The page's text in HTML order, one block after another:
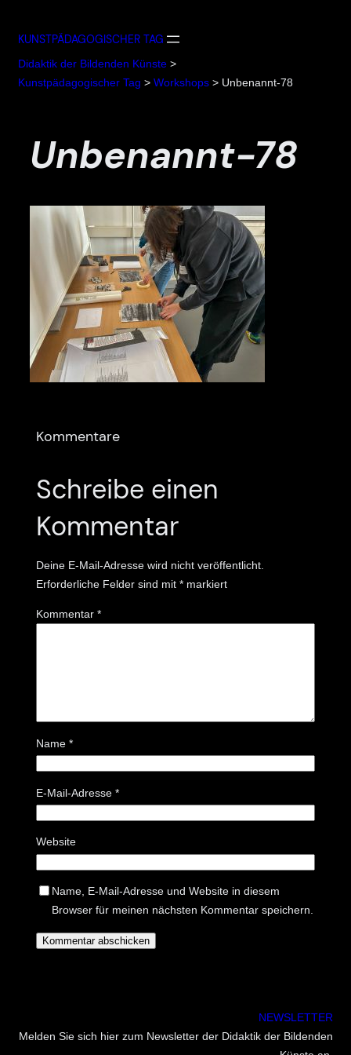
Inhalt
KUNSTPÄDAGOGISCHER TAG
Didaktik der Bildenden Künste >
Kunstpädagogischer Tag > Workshops > Unbenannt-78
Unbenannt-78
Kommentare
Schreibe einen
Kommentar
Deine E-Mail-Adresse wird nicht veröffentlicht.
Erforderliche Felder sind mit * markiert
Kommentar *
Name *
E-Mail-Adresse *
Website
Name, E-Mail-Adresse und Website in diesem
Browser für meinen nächsten Kommentar speichern.
NEWSLETTER
Melden Sie sich hier zum Newsletter der Didaktik der Bildenden